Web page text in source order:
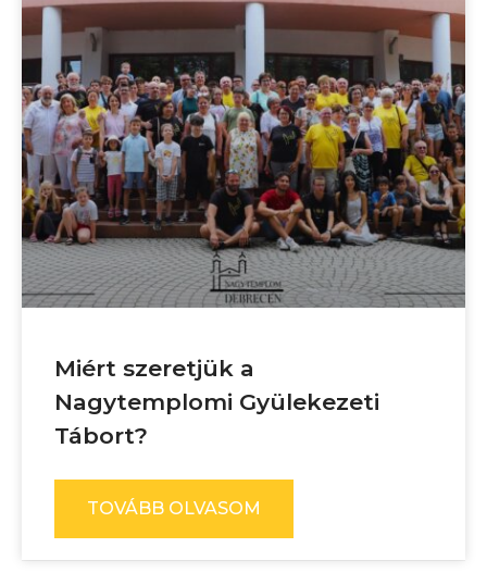
Miért szeretjük a
Nagytemplomi Gyülekezeti
Tábort?
TOVÁBB OLVASOM